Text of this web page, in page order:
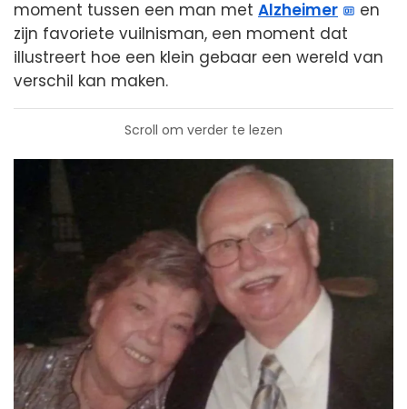
moment tussen een man met Alzheimer
en
zijn favoriete vuilnisman, een moment dat
illustreert hoe een klein gebaar een wereld van
verschil kan maken.
Scroll om verder te lezen